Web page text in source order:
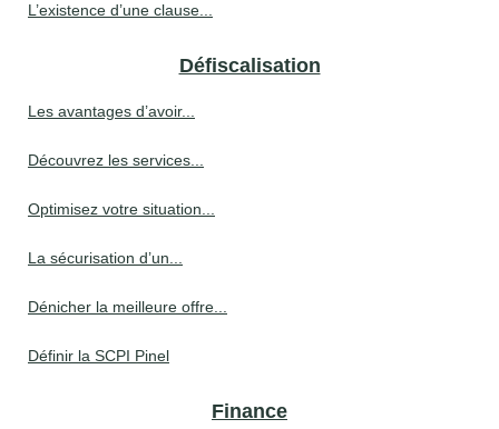
L’existence d’une clause...
Défiscalisation
Les avantages d’avoir...
Découvrez les services...
Optimisez votre situation...
La sécurisation d’un...
Dénicher la meilleure offre...
Définir la SCPI Pinel
Finance